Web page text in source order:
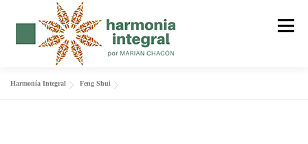
Menú
Harmonía Integral Feng Shui